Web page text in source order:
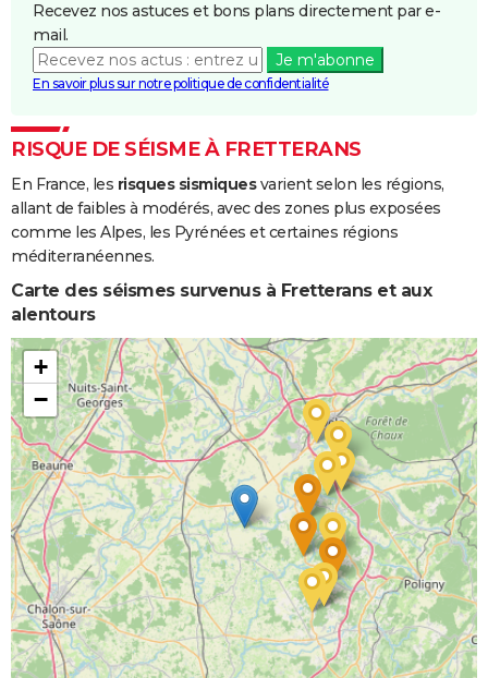
Recevez nos astuces et bons plans directement par e-
mail.
Je m'abonne
En savoir plus sur notre politique de confidentialité
RISQUE DE SÉISME À FRETTERANS
En France, les risques sismiquesvarient selon les régions,
allant de faibles à modérés, avec des zones plus exposées
comme les Alpes, les Pyrénées et certaines régions
méditerranéennes.
Carte des séismes survenus à Fretterans et aux
alentours
+
−